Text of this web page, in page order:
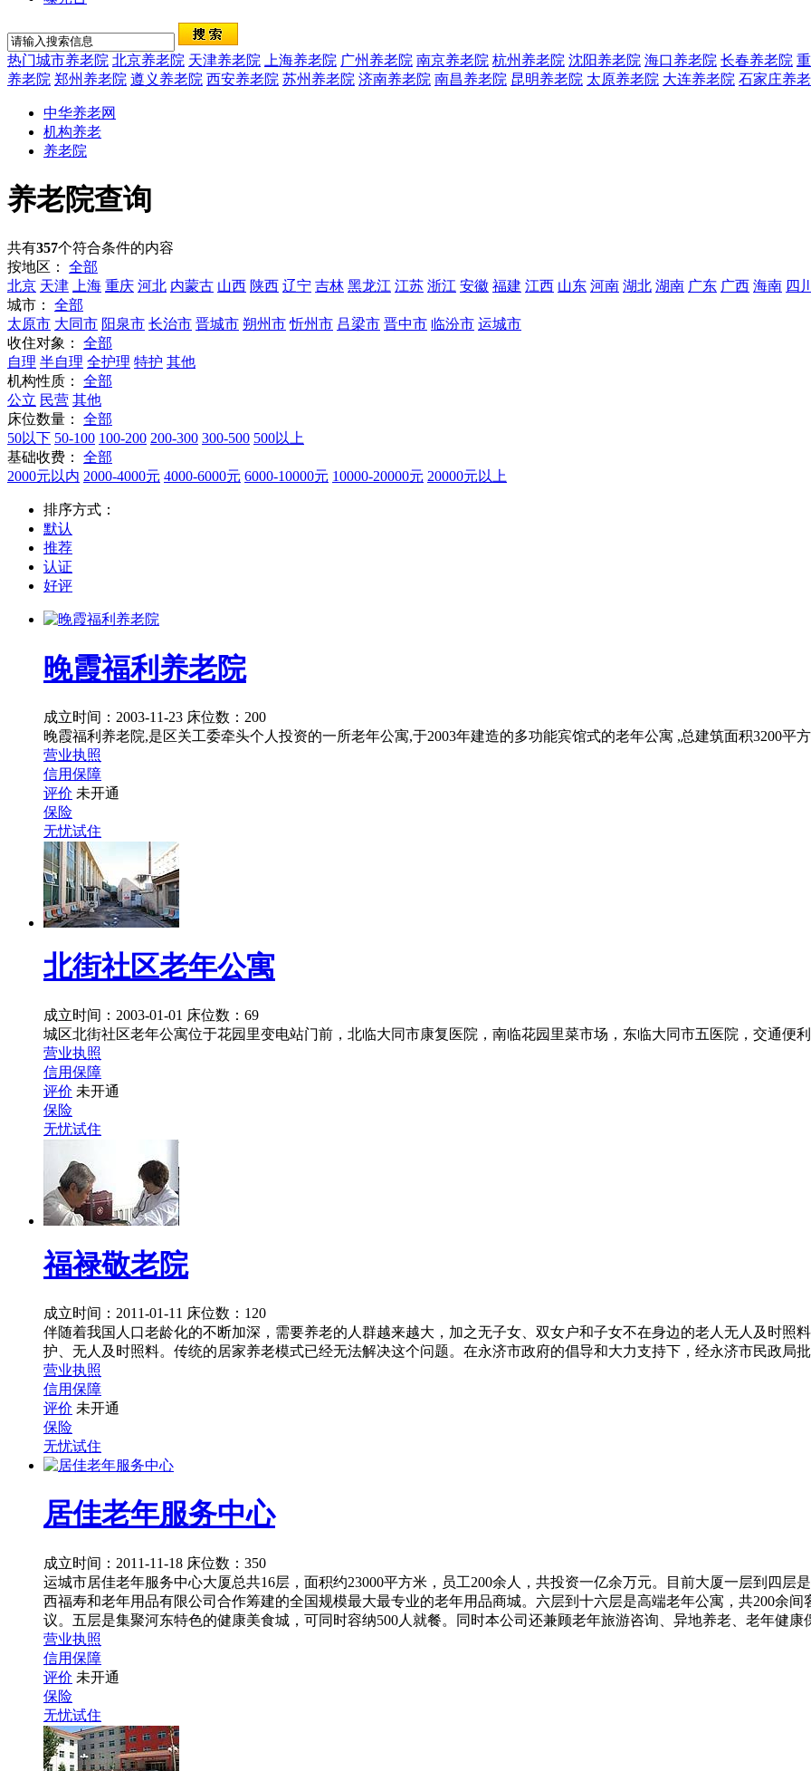
热门城市养老院 北京养老院 天津养老院 上海养老院 广州养老院 南京养老院 杭州养老院 沈阳养老院 海口养老院 长春养老院
养老院 郑州养老院 遵义养老院 西安养老院 苏州养老院 济南养老院 南昌养老院 昆明养老院 太原养老院 大连养老院 石家庄养
中华养老网
机构养老
养老院
养老院查询
共有357个符合条件的内容
按地区：
全部
北京 天津 上海 重庆 河北 内蒙古 山西 陕西 辽宁 吉林 黑龙江 江苏 浙江 安徽 福建 江西 山东 河南 湖北 湖南 广东 广西 海南 四川
城市：
全部
太原市 大同市 阳泉市 长治市 晋城市 朔州市 忻州市 吕梁市 晋中市 临汾市 运城市
收住对象：
全部
自理 半自理 全护理 特护 其他
机构性质：
全部
公立 民营 其他
床位数量：
全部
50以下 50-100 100-200 200-300 300-500 500以上
基础收费：
全部
2000元以内 2000-4000元 4000-6000元 6000-10000元 10000-20000元 20000元以上
排序方式：
默认
推荐
认证
好评
晚霞福利养老院
成立时间：2003-11-23 床位数：200
晚霞福利养老院,是区关工委牵头个人投资的一所老年公寓,于2003年建造的多功能宾馆式的老年公寓 ,总建筑面积3200平
营业执照
信用保障
评价 未开通
保险
无忧试住
北街社区老年公寓
成立时间：2003-01-01 床位数：69
城区北街社区老年公寓位于花园里变电站门前，北临大同市康复医院，南临花园里菜市场，东临大同市五医院，交通便利
营业执照
信用保障
评价 未开通
保险
无忧试住
福禄敬老院
成立时间：2011-01-11 床位数：120
伴随着我国人口老龄化的不断加深，需要养老的人群越来越大，加之无子女、双女户和子女不在身边的老人无人及时照
护、无人及时照料。传统的居家养老模式已经无法解决这个问题。在永济市政府的倡导和大力支持下，经永济市民政局
营业执照
信用保障
评价 未开通
保险
无忧试住
居佳老年服务中心
成立时间：2011-11-18 床位数：350
运城市居佳老年服务中心大厦总共16层，面积约23000平方米，员工200余人，共投资一亿余万元。目前大厦一层到四层
西福寿和老年用品有限公司合作筹建的全国规模最大最专业的老年用品商城。六层到十六层是高端老年公寓，共200余
议。五层是集聚河东特色的健康美食城，可同时容纳500人就餐。同时本公司还兼顾老年旅游咨询、异地养老、老年健康
营业执照
信用保障
评价 未开通
保险
无忧试住